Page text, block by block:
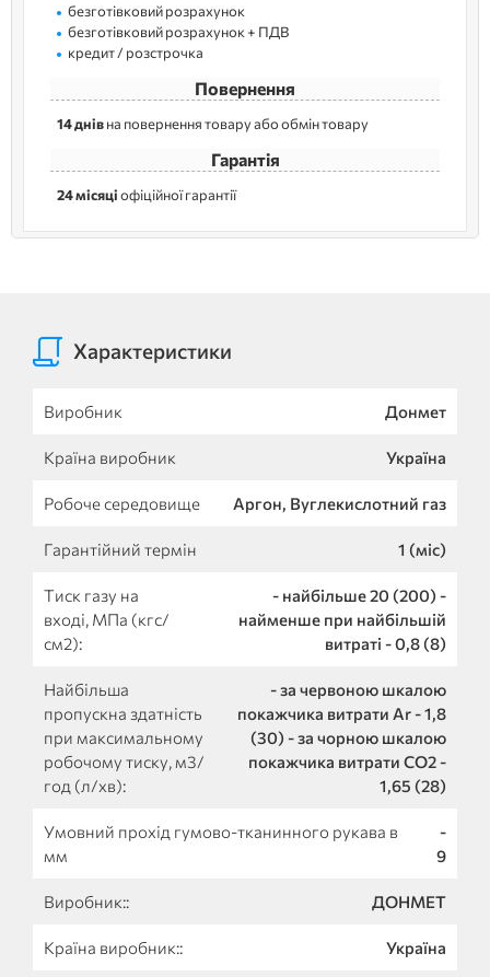
безготівковий розрахунок
безготівковий розрахунок + ПДВ
кредит / розстрочка
Повернення
14 днівна повернення товару або обмін товару
Гарантія
24 місяціофіційної гарантії
Характеристики
Виробник Донмет
Країна виробник Україна
Робоче середовище Аргон, Вуглекислотний газ
Гарантійний термін 1 (міс)
Тиск газу на
вході, МПа (кгс/
см2):
- найбільше 20 (200) -
найменше при найбільшій
витраті - 0,8 (8)
Найбільша
пропускна здатність
при максимальному
робочому тиску, м3/
год (л/хв):
- за червоною шкалою
покажчика витрати Ar - 1,8
(30) - за чорною шкалою
покажчика витрати СО2 -
1,65 (28)
Умовний прохід гумово-тканинного рукава в
мм
-
9
Виробник:: ДОНМЕТ
Країна виробник:: Україна